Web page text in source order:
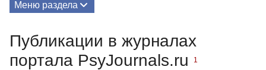
Меню раздела
Публикации в журналах
портала PsyJournals.ru
1